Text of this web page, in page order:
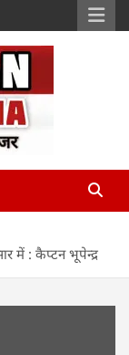
में : कैप्टन भूपेन्द्र